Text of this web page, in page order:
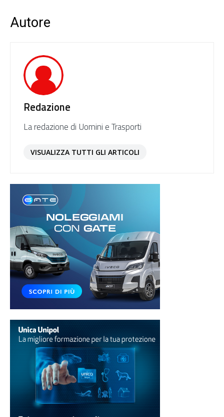
Autore
Redazione
La redazione di Uomini e Trasporti
VISUALIZZA TUTTI GLI ARTICOLI